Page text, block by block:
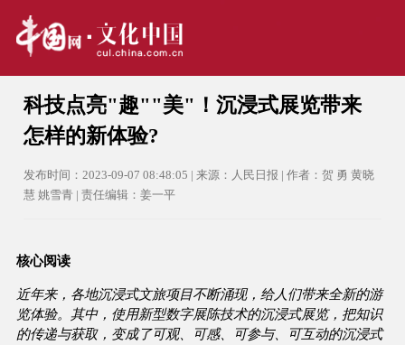
科技点亮"趣""美"！沉浸式展览带来
怎样的新体验?
发布时间：2023-09-07 08:48:05 | 来源：人民日报 | 作者：贺 勇 黄晓
慧 姚雪青 | 责任编辑：姜一平
核心阅读
近年来，各地沉浸式文旅项目不断涌现，给人们带来全新的游
览体验。其中，使用新型数字展陈技术的沉浸式展览，把知识
的传递与获取，变成了可观、可感、可参与、可互动的沉浸式